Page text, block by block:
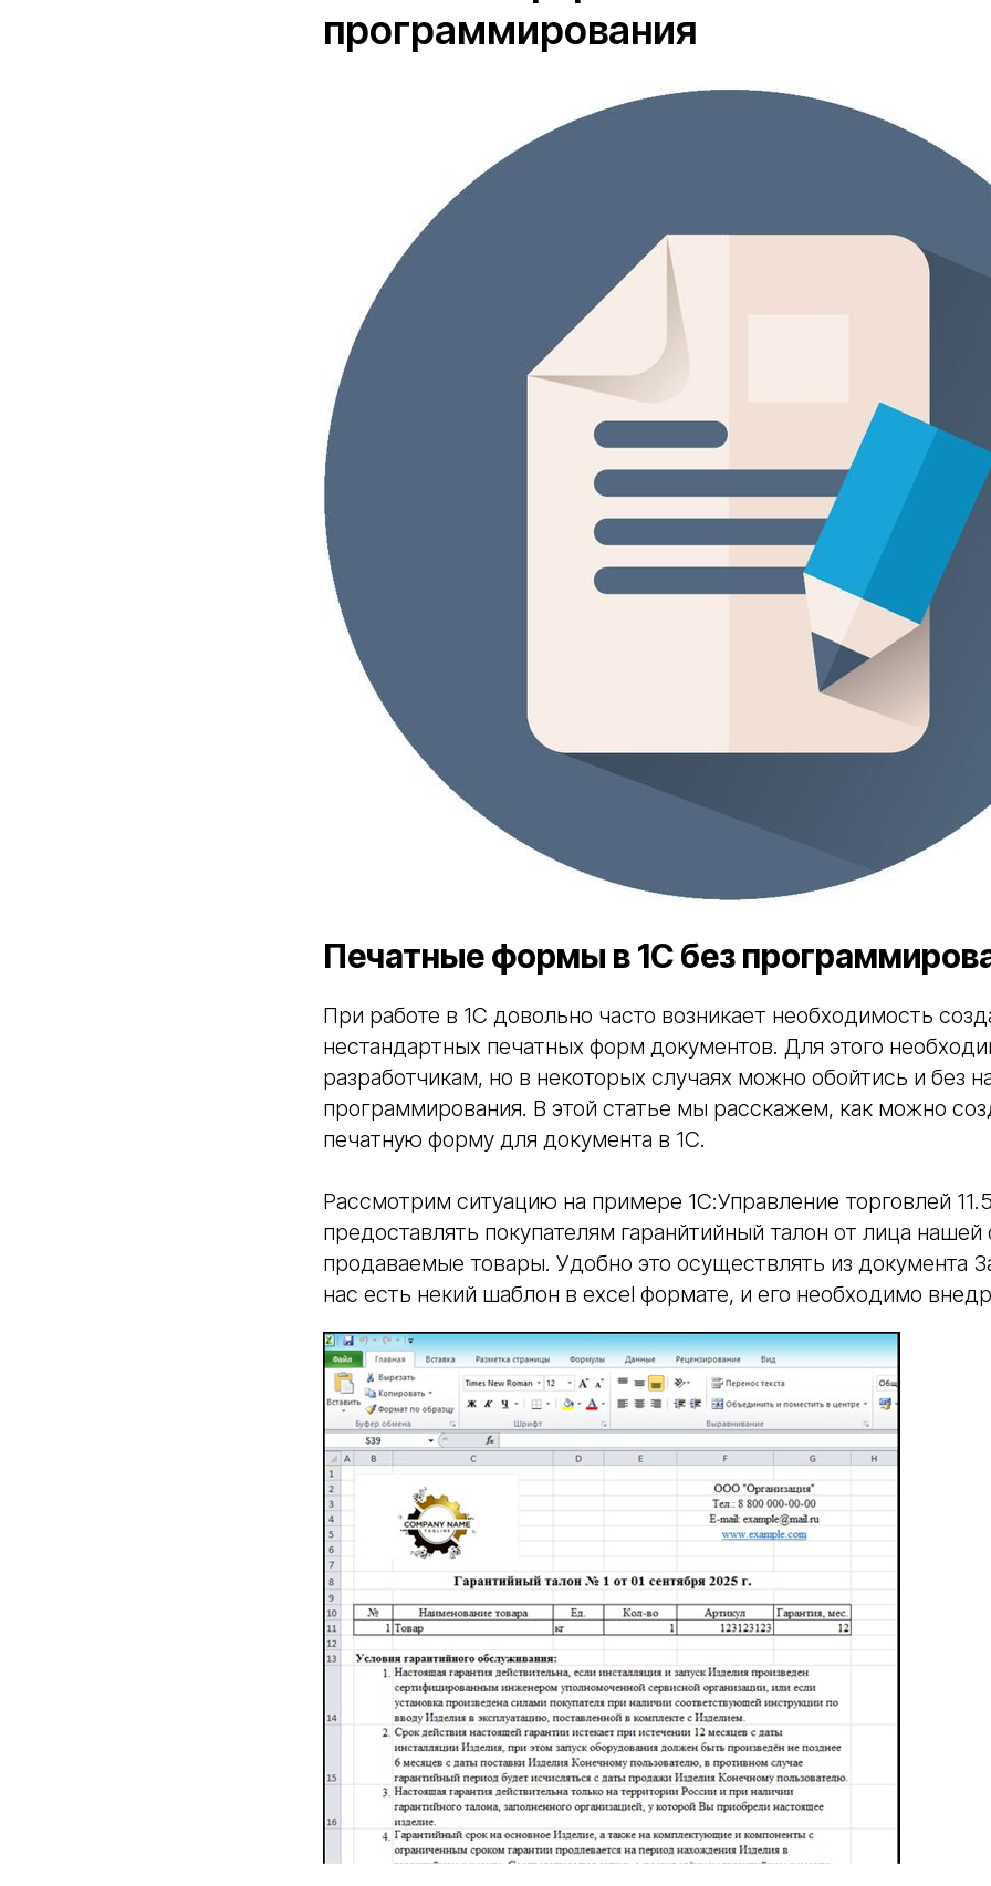
программирования
Печатные формы в 1С без
При работе в 1С довольно часто возникает необходимость
нестандартных печатных форм документов. Для этого
разработчикам, но в некоторых случаях можно обойтись и без
программирования. В этой статье мы расскажем, как можно
печатную форму для документа в 1С.
Рассмотрим ситуацию на примере 1С:Управление торговлей
предоставлять покупателям гаранйтийный талон от лица нашей
продаваемые товары. Удобно это осуществлять из документа
нас есть некий шаблон в excel формате, и его необходимо